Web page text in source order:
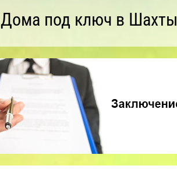
Дома под ключ в Шахты